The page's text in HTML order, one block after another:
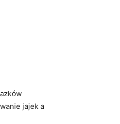
jajek a